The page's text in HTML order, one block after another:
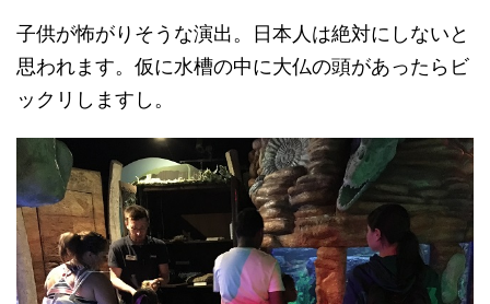
子供が怖がりそうな演出。日本人は絶対にしないと
思われます。仮に水槽の中に大仏の頭があったらビ
ックリしますし。